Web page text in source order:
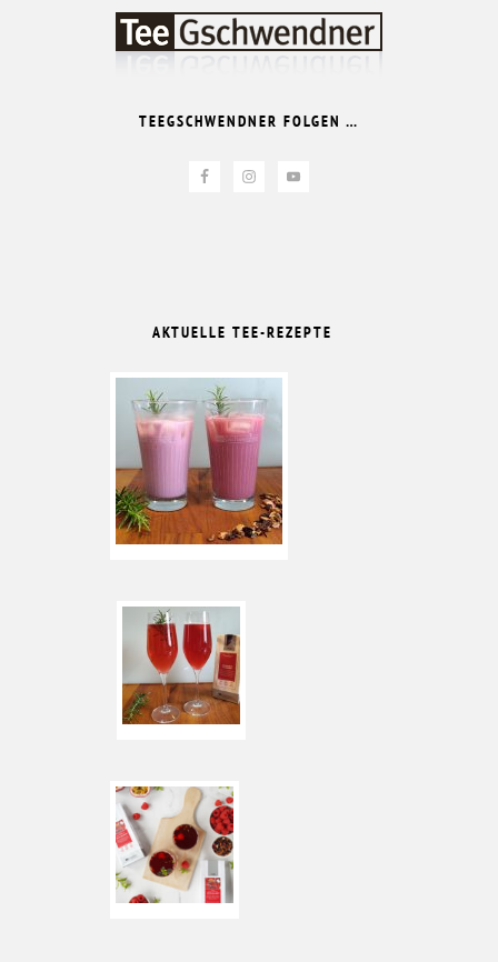
TEEGSCHWENDNER FOLGEN …
AKTUELLE TEE-REZEPTE